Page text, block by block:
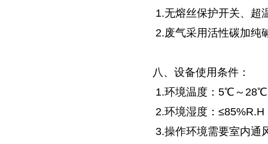
1.无熔丝保护开关、超
2.废气采用活性碳加纯
八、设备使用条件：
1.环境温度：5℃～
2.环境湿度：≤85%R.H
3.操作环境需要室内通